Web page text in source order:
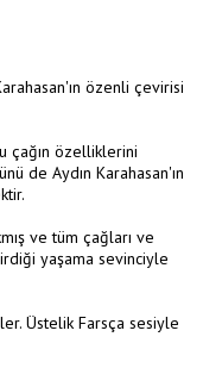
özenli çevirisi
çağın özelliklerini
de Aydın Karahasan'ın
ve tüm çağları ve
yaşama sevinciyle
Üstelik Farsça sesiyle